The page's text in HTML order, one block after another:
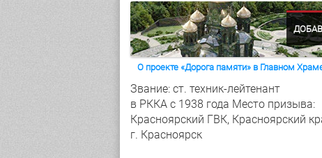
О проекте «Дорога памяти» в Главном
Звание: ст. техник-лейтенант
в РККА с 1938 года Место призыва:
Красноярский ГВК, Красноярский
г. Красноярск